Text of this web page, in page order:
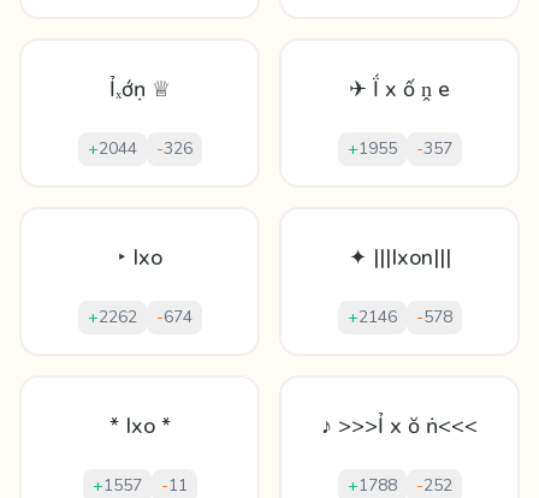
Ỉₓớṇ ♕
+2044 -326
✈ Ḯ x ố ṋ е
+1955 -357
‣ Ixo
+2262 -674
✦ |||Ixon|||
+2146 -578
* Ixo *
+1557 -11
♪ >>>Ỉ х ŏ ṅ<<<
+1788 -252